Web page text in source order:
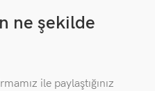
ne şekilde
ile paylaştığınız